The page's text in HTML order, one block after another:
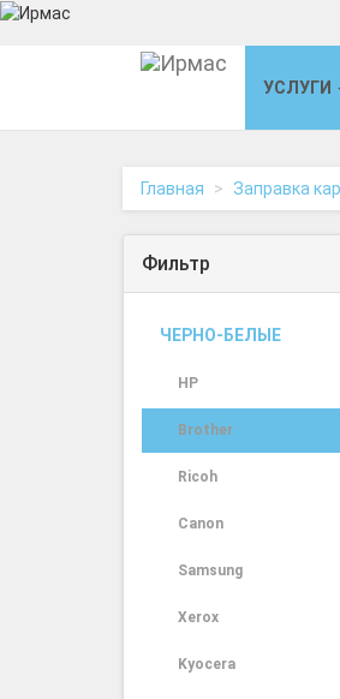
УСЛУГИ
Главная Заправка
Фильтр
ЧЕРНО-БЕЛЫЕ
HP
Brother
Ricoh
Canon
Samsung
Xerox
Kyocera